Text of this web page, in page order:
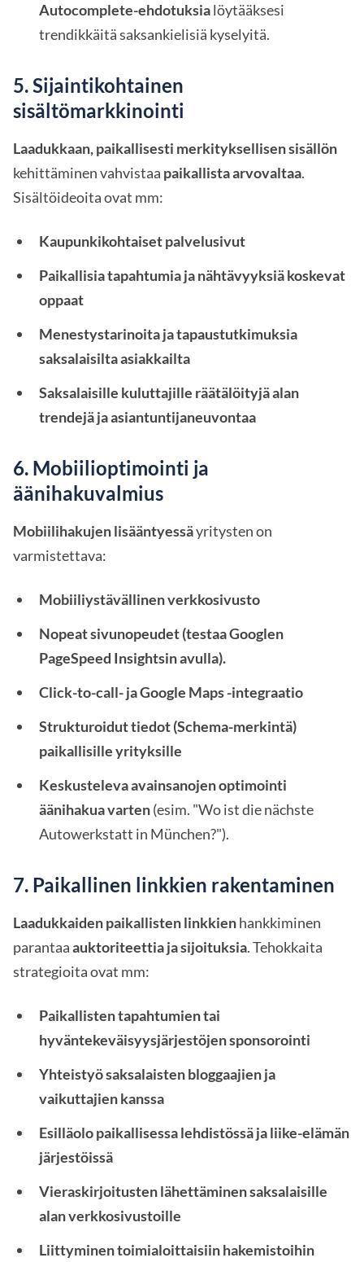
Autocomplete-ehdotuksialöytääksesi
trendikkäitä saksankielisiä kyselyitä.
5. Sijaintikohtainen
sisältömarkkinointi
Laadukkaan, paikallisesti merkityksellisen sisällön
kehittäminen vahvistaa paikallista arvovaltaa.
Sisältöideoita ovat mm:
Kaupunkikohtaiset palvelusivut
Paikallisia tapahtumia ja nähtävyyksiä koskevat
oppaat
Menestystarinoita ja tapaustutkimuksia
saksalaisilta asiakkailta
Saksalaisille kuluttajille räätälöityjä alan
trendejä ja asiantuntijaneuvontaa
6. Mobiilioptimointi ja
äänihakuvalmius
Mobiilihakujen lisääntyessäyritysten on
varmistettava:
Mobiiliystävällinen verkkosivusto
Nopeat sivunopeudet (testaa Googlen
PageSpeed Insightsin avulla).
Click-to-call- ja Google Maps -integraatio
Strukturoidut tiedot (Schema-merkintä)
paikallisille yrityksille
Keskusteleva avainsanojen optimointi
äänihakua varten(esim. "Wo ist die nächste
Autowerkstatt in München?").
7. Paikallinen linkkien rakentaminen
Laadukkaiden paikallisten linkkienhankkiminen
parantaaauktoriteettia ja sijoituksia. Tehokkaita
strategioita ovat mm:
Paikallisten tapahtumien tai
hyväntekeväisyysjärjestöjen sponsorointi
Yhteistyö saksalaisten bloggaajien ja
vaikuttajien kanssa
Esilläolo paikallisessa lehdistössä ja liike-elämän
järjestöissä
Vieraskirjoitusten lähettäminen saksalaisille
alan verkkosivustoille
Liittyminen toimialoittaisiin hakemistoihin